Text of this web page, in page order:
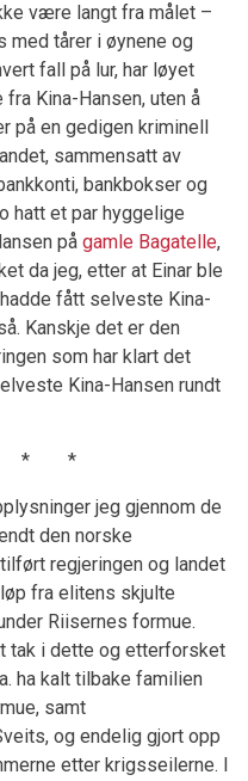
være langt fra målet –
med tårer i øynene og
fall på lur, har løyet
Kina-Hansen, uten å
på en gedigen kriminell
sammensatt av
bankbokser og
hatt et par hyggelige
på gamle Bagatelle,
da jeg, etter at Einar ble
fått selveste Kina-
Kanskje det er den
som har klart det
Kina-Hansen rundt
* *
jeg gjennom de
den norske
regjeringen og landet
fra elitens skjulte
Riisernes formue.
tak i dette og etterforsket
ha kalt tilbake familien
samt
og endelig gjort opp
etter krigsseilerne. I